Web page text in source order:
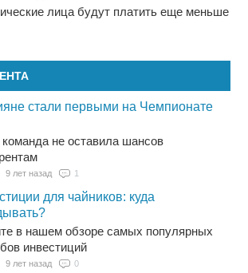
лица будут платить еще меньше
стали первыми на Чемпионате
не оставила шансов
9 лет назад 1
для чайников: куда
в нашем обзоре самых популярных
инвестиций
9 лет назад 0